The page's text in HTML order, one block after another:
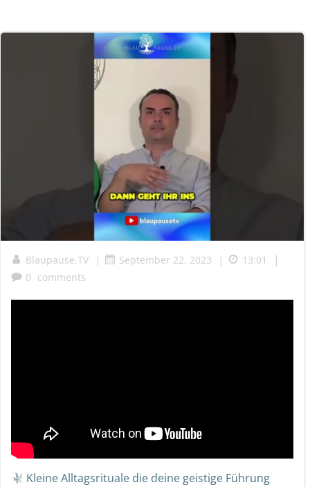
Blaupause.TV | September 22, 2023 | 13:01 |
0 comments
Kleine Alltagsrituale die deine geistige Führung